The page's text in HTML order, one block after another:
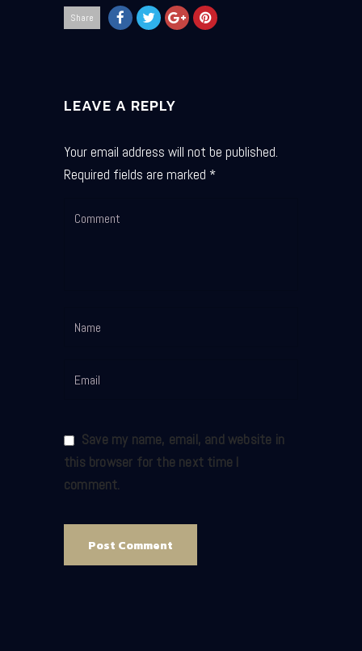
Share
LEAVE A REPLY
Your email address will not be published.
Required fields are marked *
Save my name, email, and website in
this browser for the next time I
comment.